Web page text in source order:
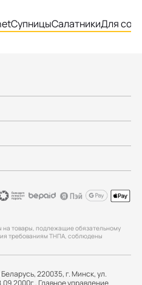
СупницыСалатникиДля
товары, подлежащие обязательному
требованиям ТНПА, соблюдены
220035, г. Минск, ул.
Главное управление